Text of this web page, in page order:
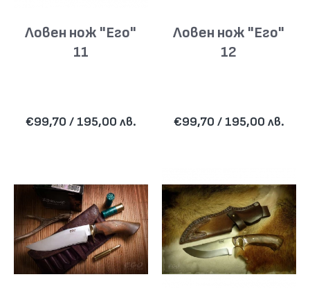
Ловен нож "Его"
11
€99,70 / 195,00 лв.
Ловен нож "Его"
12
€99,70 / 195,00 лв.